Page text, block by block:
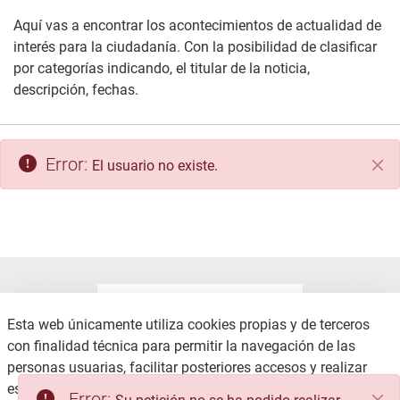
Aquí vas a encontrar los acontecimientos de actualidad de
interés para la ciudadanía. Con la posibilidad de clasificar
por categorías indicando, el titular de la noticia,
descripción, fechas.
Error: El usuario no existe.
Esta web únicamente utiliza cookies propias y de terceros
con finalidad técnica para permitir la navegación de las
personas usuarias, facilitar posteriores accesos y realizar
estadísticas de uso, no recabando ni cediendo datos